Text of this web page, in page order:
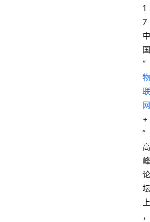
1
7
中
国
“
物
联
网
+
”
高
峰
论
坛
上
，